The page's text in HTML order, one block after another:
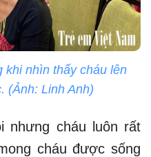
khi nhìn thấy cháu lên
(Ảnh: Linh Anh)
nhưng cháu luôn rất
cháu được sống